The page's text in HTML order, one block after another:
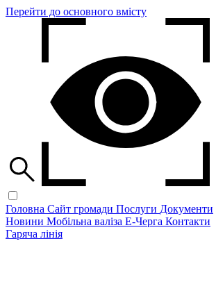
Перейти до основного вмісту
Головна Сайт громади Послуги Документи
Новини Мобільна валіза Е-Черга Контакти
Гаряча лінія